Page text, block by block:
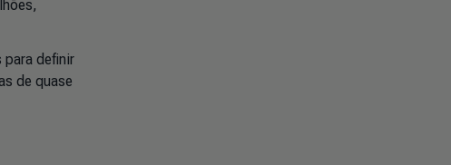
para definir
de quase